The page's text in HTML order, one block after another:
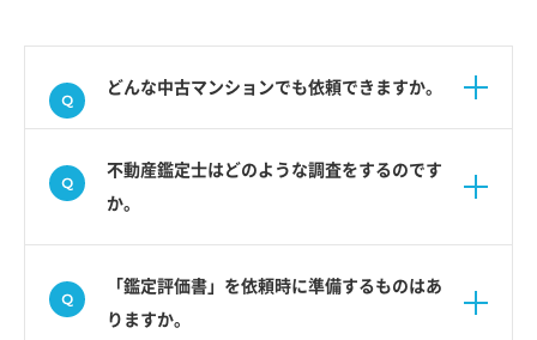
どんな中古マンションでも依頼できますか。
不動産鑑定士はどのような調査をするのです
か。
「鑑定評価書」を依頼時に準備するものはあ
りますか。